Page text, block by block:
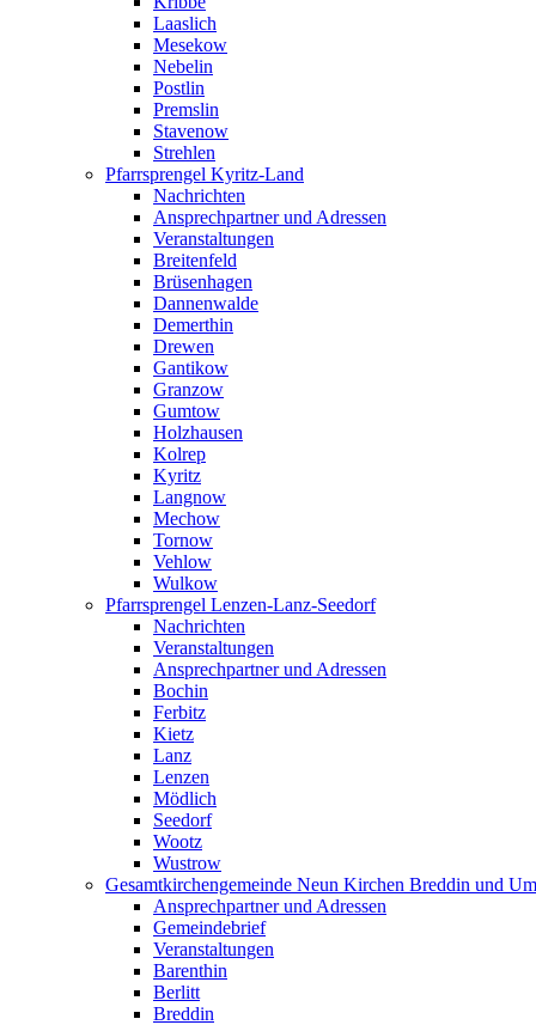
Laaslich
Mesekow
Nebelin
Postlin
Premslin
Stavenow
Strehlen
Pfarrsprengel Kyritz-Land
Nachrichten
Ansprechpartner und Adressen
Veranstaltungen
Breitenfeld
Brüsenhagen
Dannenwalde
Demerthin
Drewen
Gantikow
Granzow
Gumtow
Holzhausen
Kolrep
Kyritz
Langnow
Mechow
Tornow
Vehlow
Wulkow
Pfarrsprengel Lenzen-Lanz-Seedorf
Nachrichten
Veranstaltungen
Ansprechpartner und Adressen
Bochin
Ferbitz
Kietz
Lanz
Lenzen
Mödlich
Seedorf
Wootz
Wustrow
Gesamtkirchengemeinde Neun Kirchen Breddin und
Ansprechpartner und Adressen
Gemeindebrief
Veranstaltungen
Barenthin
Berlitt
Breddin